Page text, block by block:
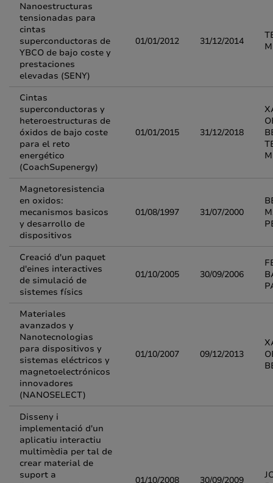
Nanoestructuras
tensionadas para
cintas
superconductoras de
YBCO de bajo coste y
prestaciones
elevadas (SENY)
01/01/2012 31/12/2014
Cintas
superconductoras y
heteroestructuras de
óxidos de bajo coste
para el reto
energético
(CoachSupenergy)
01/01/2015 31/12/2018
Magnetoresistencia
en oxidos:
mecanismos basicos
y desarrollo de
dispositivos
01/08/1997 31/07/2000
Creació d'un paquet
d'eines interactives
de simulació de
sistemes físics
01/10/2005 30/09/2006
Materiales
avanzados y
Nanotecnologias
para dispositivos y
sistemas eléctricos y
magnetoelectrónicos
innovadores
(NANOSELECT)
01/10/2007 09/12/2013
Disseny i
implementació d'un
aplicatiu interactiu
multimèdia per tal de
crear material de
suport a
01/10/2008 30/09/2009